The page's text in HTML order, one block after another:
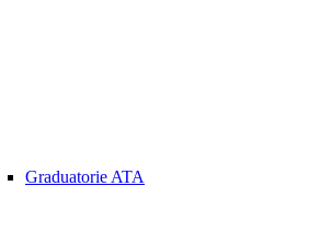
Graduatorie ATA